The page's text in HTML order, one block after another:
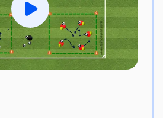
Spill av